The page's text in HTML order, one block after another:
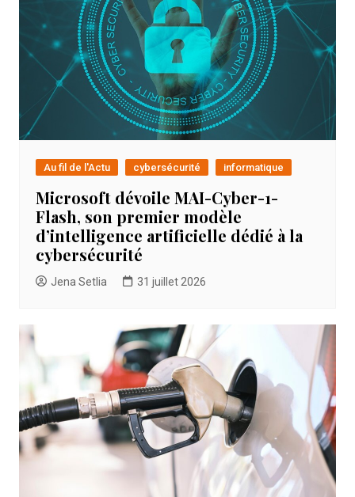
Au fil de l'Actu cybersécurité informatique
Microsoft dévoile MAI-Cyber-1-
Flash, son premier modèle
d’intelligence artificielle dédié à la
cybersécurité
Jena Setlia 31 juillet 2026